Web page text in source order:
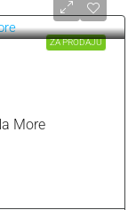
ZA PRODAJU
More